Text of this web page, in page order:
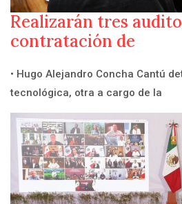
Realizarán tres
contratación de
• Hugo Alejandro Concha Cantú
tecnológica, otra a cargo de la